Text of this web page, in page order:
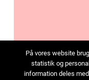
På vores website
statistik og
information deles